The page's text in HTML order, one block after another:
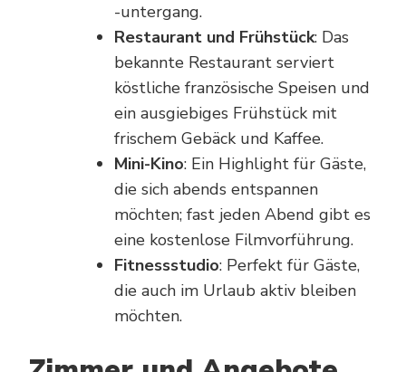
-untergang.
Restaurant und Frühstück: Das
bekannte Restaurant serviert
köstliche französische Speisen und
ein ausgiebiges Frühstück mit
frischem Gebäck und Kaffee.
Mini-Kino: Ein Highlight für Gäste,
die sich abends entspannen
möchten; fast jeden Abend gibt es
eine kostenlose Filmvorführung.
Fitnessstudio: Perfekt für Gäste,
die auch im Urlaub aktiv bleiben
möchten.